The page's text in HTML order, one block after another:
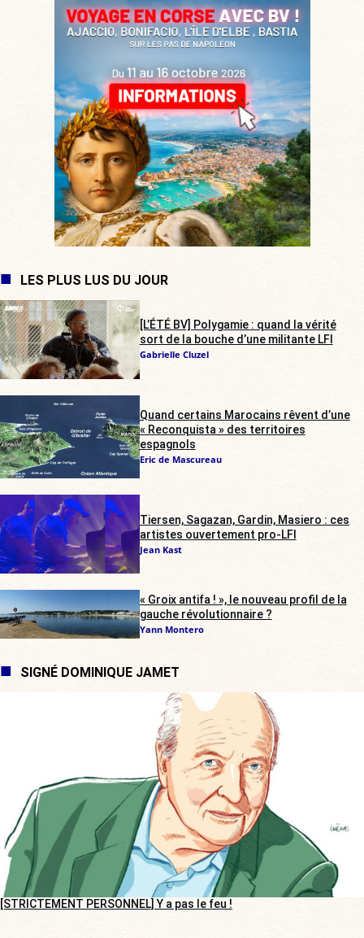
LES PLUS LUS DU JOUR
[L’ÉTÉ BV] Polygamie : quand la vérité
sort de la bouche d’une militante LFI
Gabrielle Cluzel
Quand certains Marocains rêvent d’une
« Reconquista » des territoires
espagnols
Eric de Mascureau
Tiersen, Sagazan, Gardin, Masiero : ces
artistes ouvertement pro-LFI
Jean Kast
« Groix antifa ! », le nouveau profil de la
gauche révolutionnaire ?
Yann Montero
SIGNÉ DOMINIQUE JAMET
[STRICTEMENT PERSONNEL] Y a pas le feu !